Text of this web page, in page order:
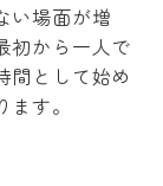
い場面が増
初から一人で
間として始め
す。